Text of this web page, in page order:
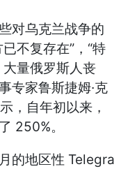
对乌克兰战争的
不复存在”，“特
量俄罗斯人丧
专家鲁斯捷姆·克
，自年初以来，
250%。
的地区性 Telegra